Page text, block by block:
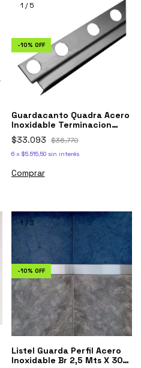
1 /5
-10% OFF
Guardacanto Quadra Acero
Inoxidable Terminacion
1,3x1,1
$33.093 $36.770
6 x $5.515,50 sin interés
Comprar
1/3
-10% OFF
Listel Guarda Perfil Acero
Inoxidable Br 2,5 Mts X 30